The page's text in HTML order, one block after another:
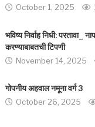
October 1, 2025
भविष्य निर्वाह निधी: परतावा_
करण्याबाबतची टिपणी
November 14, 2025
गोपनीय अहवाल नमूना वर्ग 3
October 26, 2025